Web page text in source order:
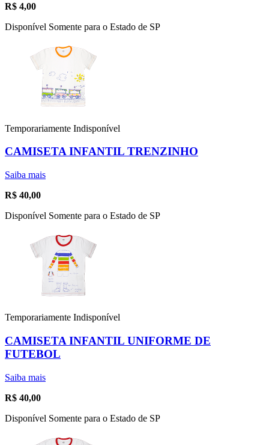
R$ 4,00
Disponível Somente para o Estado de SP
Temporariamente Indisponível
CAMISETA INFANTIL TRENZINHO
Saiba mais
R$ 40,00
Disponível Somente para o Estado de SP
Temporariamente Indisponível
CAMISETA INFANTIL UNIFORME DE
FUTEBOL
Saiba mais
R$ 40,00
Disponível Somente para o Estado de SP